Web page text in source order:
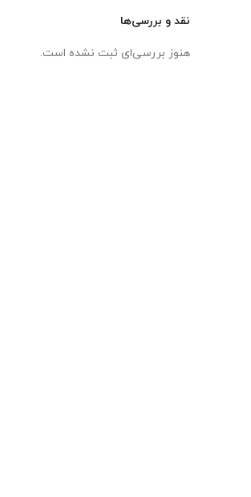
نقد و بررسی‌ها
هنوز بررسی‌ای ثبت نشده است.